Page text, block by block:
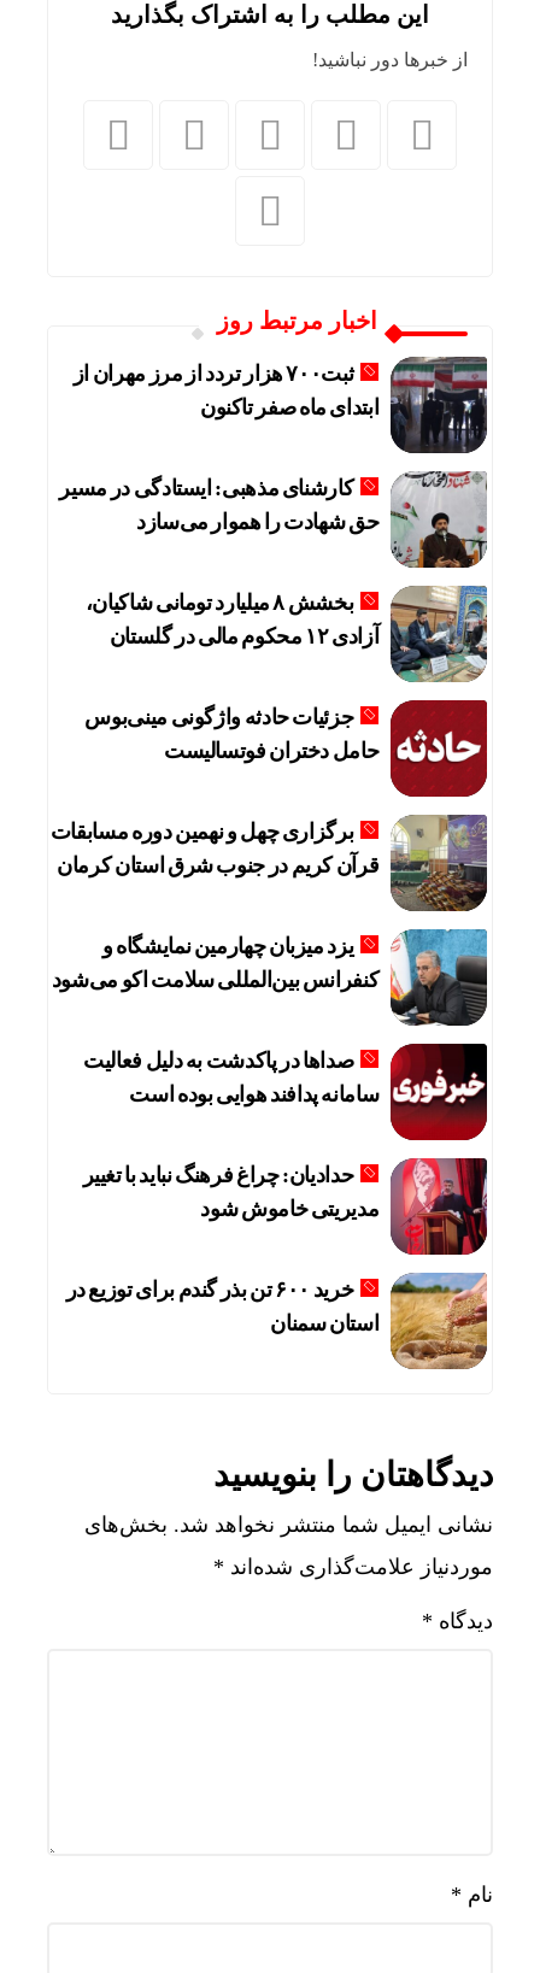
این مطلب را به اشتراک بگذارید
از خبرها دور نباشید!
اخبار مرتبط روز
ثبت۷۰۰ هزار تردد از مرز مهران از
ابتدای ماه صفر تاکنون
کارشنای مذهبی: ایستادگی در مسیر
حق شهادت را هموار می‌سازد
بخشش ۸ میلیارد تومانی شاکیان،
آزادی ۱۲ محکوم مالی در گلستان
جزئیات حادثه واژگونی مینی‌بوس
حامل دختران فوتسالیست
برگزاری چهل و نهمین دوره مسابقات
قرآن کریم در جنوب شرق استان کرمان
یزد میزبان چهارمین نمایشگاه و
کنفرانس بین‌المللی سلامت اکو می‌شود
صداها در پاکدشت به دلیل فعالیت
سامانه پدافند هوایی بوده است
حدادیان: چراغ فرهنگ نباید با تغییر
مدیریتی خاموش شود
خرید ۶۰۰ تن بذر گندم برای توزیع در
استان سمنان
دیدگاهتان را بنویسید
نشانی ایمیل شما منتشر نخواهد شد. بخش‌های
موردنیاز علامت‌گذاری شده‌اند *
دیدگاه *
نام *